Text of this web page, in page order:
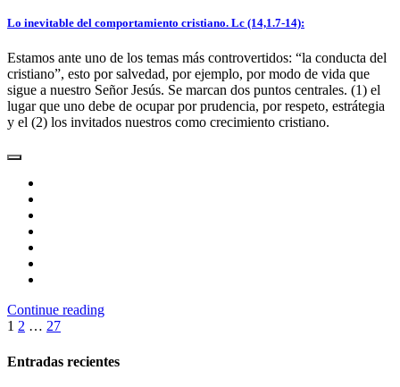
Lo inevitable del comportamiento cristiano. Lc (14,1.7-14):
Estamos ante uno de los temas más controvertidos: “la conducta del
cristiano”, esto por salvedad, por ejemplo, por modo de vida que
sigue a nuestro Señor Jesús. Se marcan dos puntos centrales. (1) el
lugar que uno debe de ocupar por prudencia, por respeto, estrátegia
y el (2) los invitados nuestros como crecimiento cristiano.
Continue reading
Paginación
de
1 2 … 27
Entradas recientes